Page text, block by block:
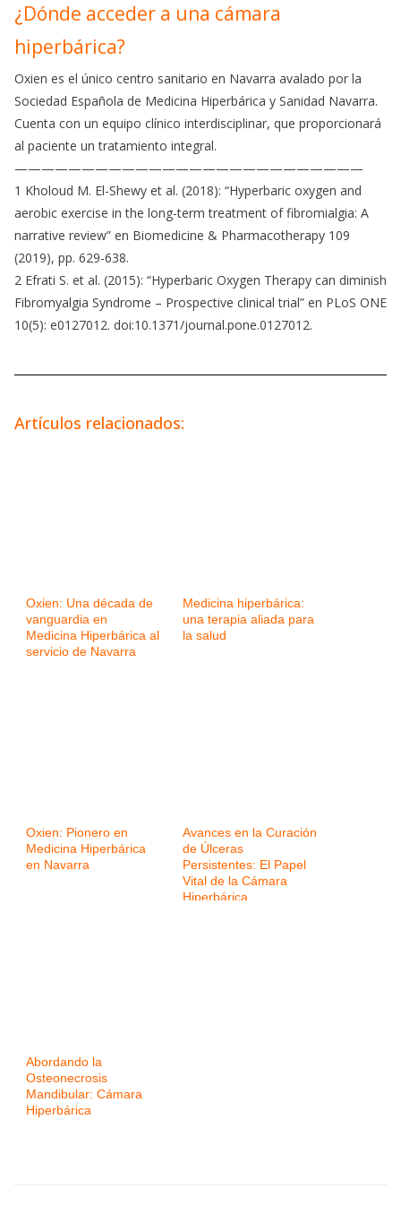
¿Dónde acceder a una cámara
hiperbárica?
Oxien es el único centro sanitario en Navarra avalado por la
Sociedad Española de Medicina Hiperbárica y Sanidad Navarra.
Cuenta con un equipo clínico interdisciplinar, que proporcionará
al paciente un tratamiento integral.
——————————————————————————
1 Kholoud M. El-Shewy et al. (2018): “Hyperbaric oxygen and
aerobic exercise in the long-term treatment of fibromialgia: A
narrative review” en Biomedicine & Pharmacotherapy 109
(2019), pp. 629-638.
2 Efrati S. et al. (2015): “Hyperbaric Oxygen Therapy can diminish
Fibromyalgia Syndrome – Prospective clinical trial” en PLoS ONE
10(5): e0127012. doi:10.1371/journal.pone.0127012.
Artículos relacionados:
Oxien: Una década de
vanguardia en
Medicina Hiperbárica al
servicio de Navarra
Medicina hiperbárica:
una terapia aliada para
la salud
Oxien: Pionero en
Medicina Hiperbárica
en Navarra
Avances en la Curación
de Úlceras
Persistentes: El Papel
Vital de la Cámara
Hiperbárica
Abordando la
Osteonecrosis
Mandibular: Cámara
Hiperbárica